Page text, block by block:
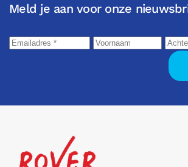
Meld je aan voor onze